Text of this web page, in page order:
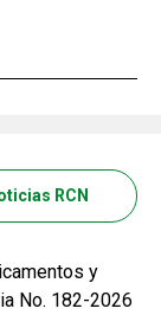
RCN
y
No. 182-2026